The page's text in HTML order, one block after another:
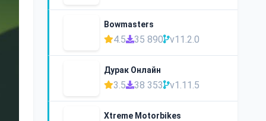
Bowmasters
4.5 35 890 v11.2.0
Дурак Онлайн
3.5 38 353 v1.11.5
Xtreme Motorbikes